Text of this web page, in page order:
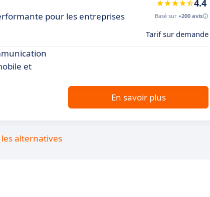
pour les entreprises
4.4
Basé sur +200 avis
Tarif sur demande
et
En savoir plus
alternatives